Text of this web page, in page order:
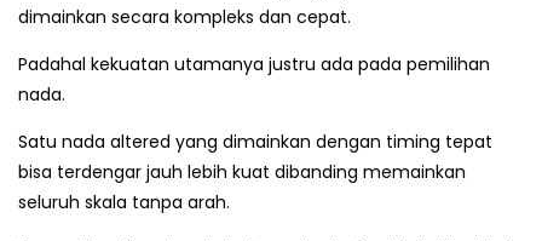
dimainkan secara kompleks dan cepat.
Padahal kekuatan utamanya justru ada pada pemilihan
nada.
Satu nada altered yang dimainkan dengan timing tepat
bisa terdengar jauh lebih kuat dibanding memainkan
seluruh skala tanpa arah.